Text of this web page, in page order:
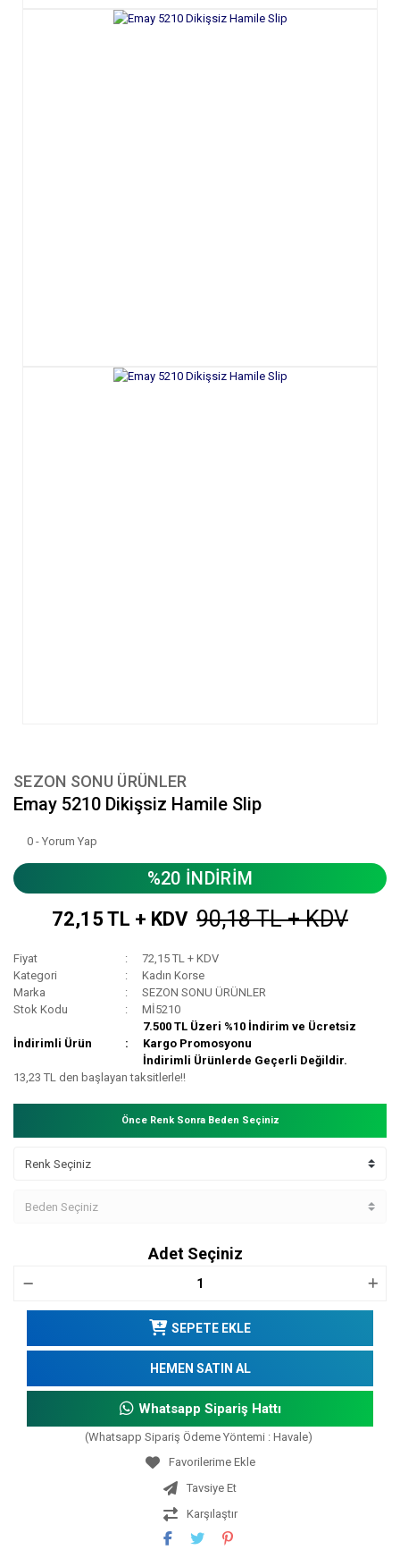
SEZON SONU ÜRÜNLER
Emay 5210 Dikişsiz Hamile Slip
0 - Yorum Yap
%20 İNDİRİM
72,15 TL + KDV 90,18 TL + KDV
Fiyat
72,15 TL + KDV
Kategori
Kadın Korse
Marka
SEZON SONU ÜRÜNLER
Stok Kodu
Mİ5210
İndirimli Ürün
7.500 TL Üzeri %10 İndirim ve Ücretsiz
Kargo Promosyonu
İndirimli Ürünlerde Geçerli Değildir.
13,23 TL den başlayan taksitlerle!!
Önce Renk Sonra Beden Seçiniz
Adet Seçiniz
SEPETE EKLE
HEMEN SATIN AL
Whatsapp Sipariş Hattı
(Whatsapp Sipariş Ödeme Yöntemi : Havale)
Tavsiye Et
Karşılaştır